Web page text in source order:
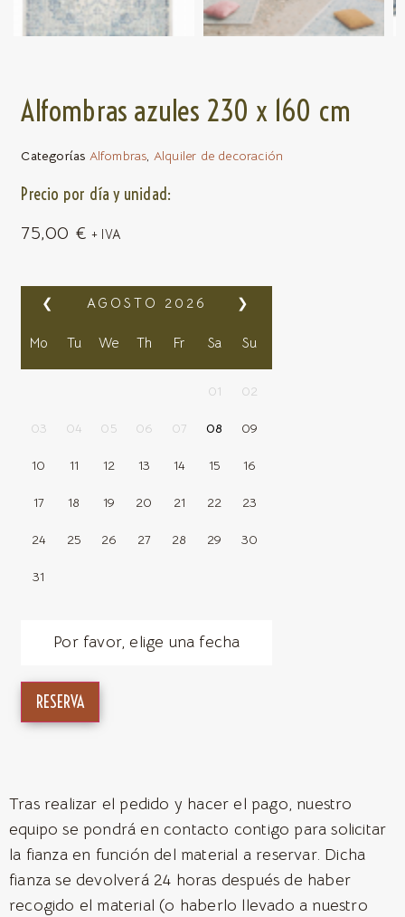
Alfombras azules 230 x 160 cm
Categorías Alfombras, Alquiler de decoración
Precio por día y unidad:
75,00 € + IVA
❮ ❯
AGOSTO 2026
Mo Tu We Th Fr Sa Su
01 02
03 04 05 06 07 08 09
10 11 12 13 14 15 16
17 18 19 20 21 22 23
24 25 26 27 28 29 30
31
Por favor, elige una fecha
RESERVA
Tras realizar el pedido y hacer el pago, nuestro
equipo se pondrá en contacto contigo para solicitar
la fianza en función del material a reservar. Dicha
fianza se devolverá 24 horas después de haber
recogido el material (o haberlo llevado a nuestro